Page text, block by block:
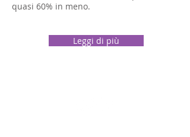
quasi 60% in meno.
Leggi di più